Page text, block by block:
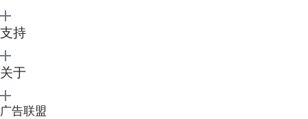
支持
关于
广告联盟